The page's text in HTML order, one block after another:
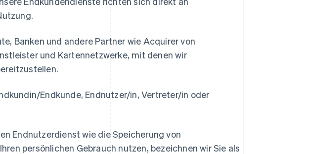
Banken und andere Partner wie Acquirer von
und Kartennetzwerke, mit denen wir
Endkunde, Endnutzer/in, Vertreter/in oder
Endnutzerdienst wie die Speicherung von
persönlichen Gebrauch nutzen, bezeichnen wir Sie als